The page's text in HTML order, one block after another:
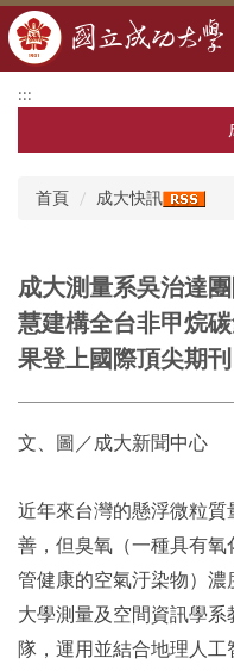
到
要
:::
2025年
2024年
2022年
2019年
首頁
成大快訊
成大測量系吳治達
慧建構全台非甲烷
果登上國際頂尖期刊
文、圖／成大新聞中心
近年來台灣的懸浮微粒
善，但臭氧（一種具有氧
管健康的空氣汙染物）
大學測量及空間資訊學
隊，運用並結合地理人